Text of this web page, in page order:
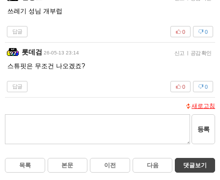
쓰레기 성님 개부럽
답글 0
0
롯데검 26-05-13 23:14 신고 | 공감 확인
스튜핏은 무조건 나오겠죠?
답글 0
0
새로고침
등록
목록 본문 이전 다음 댓글보기